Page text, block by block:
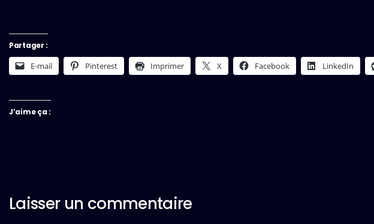
Partager :
E-mail Pinterest Imprimer X Facebook LinkedIn
J’aime ça :
Laisser un commentaire